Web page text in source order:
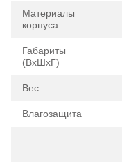
Материалы
корпуса
Габариты
(ВхШхГ)
Вес
Влагозащита